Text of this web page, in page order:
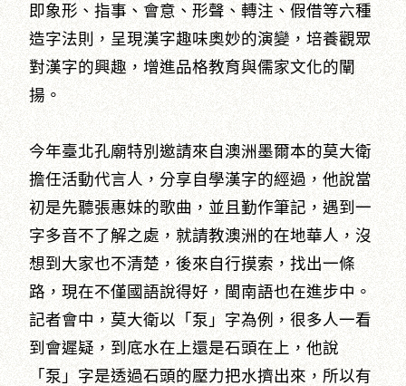
即象形、指事、會意、形聲、轉注、假借等六種
造字法則，呈現漢字趣味奧妙的演變，培養觀眾
對漢字的興趣，增進品格教育與儒家文化的闡
揚。
今年臺北孔廟特別邀請來自澳洲墨爾本的莫大衛
擔任活動代言人，分享自學漢字的經過，他說當
初是先聽張惠妹的歌曲，並且勤作筆記，遇到一
字多音不了解之處，就請教澳洲的在地華人，沒
想到大家也不清楚，後來自行摸索，找出一條
路，現在不僅國語說得好，閩南語也在進步中。
記者會中，莫大衛以「泵」字為例，很多人一看
到會遲疑，到底水在上還是石頭在上，他說
「泵」字是透過石頭的壓力把水擠出來，所以有